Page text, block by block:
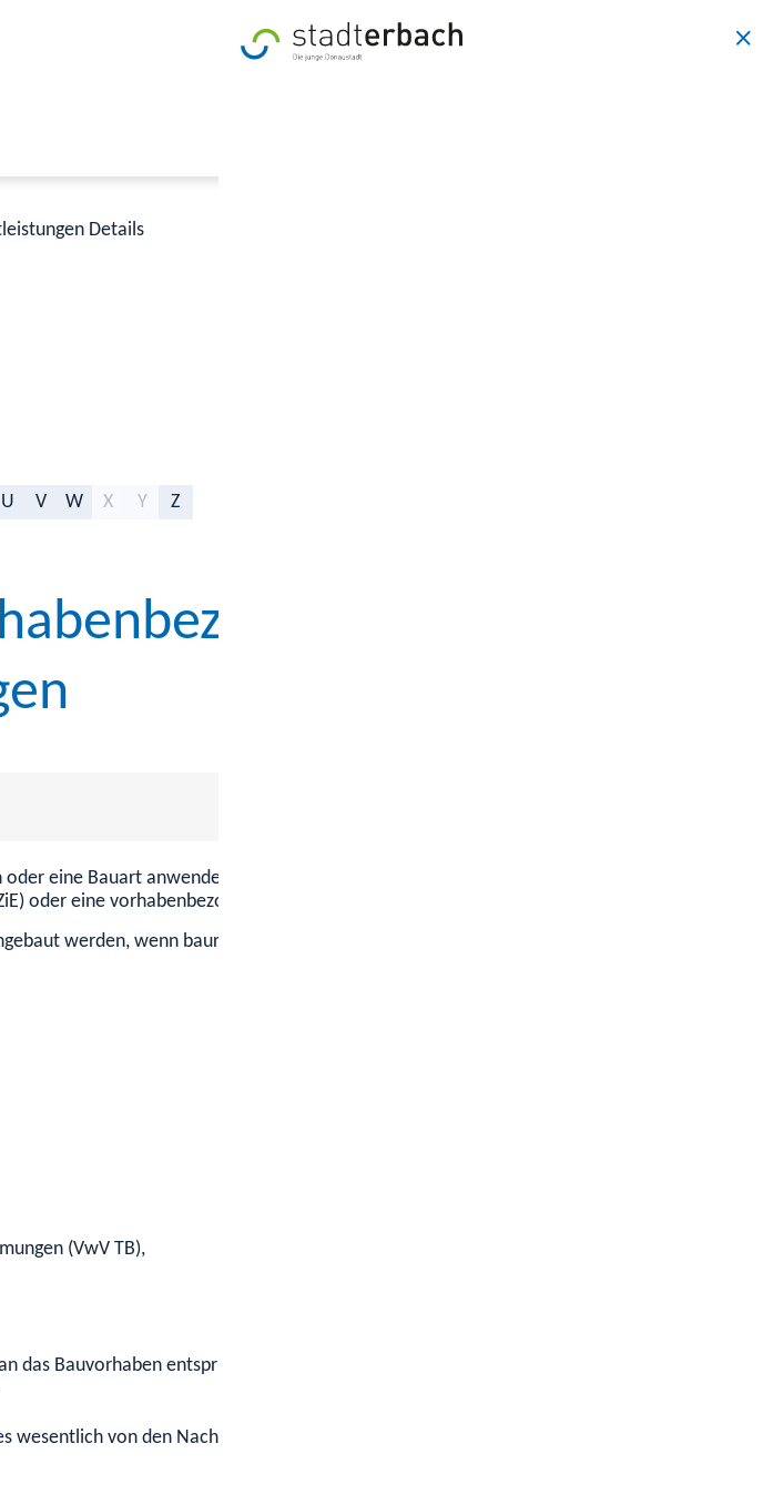
Details
U V W X Y Z
eine Bauart anwenden und haben dafür keinen gültigen Verwendbarkeits- oder
oder eine vorhabenbezogene Bauartgenehmigung (vBg).
werden, wenn baurechtlich nachgewiesen wurde, dass sie Grundanforderungen
(VwV TB),
das Bauvorhaben entspricht oder
von den Nachweisen 1 bis 3 ab, brauchen Sie für das Bauprodukt eine